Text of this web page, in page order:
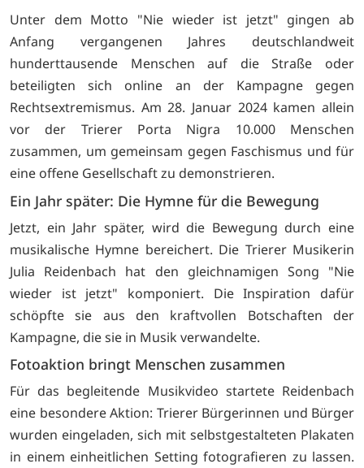
Unter dem Motto "Nie wieder ist jetzt" gingen ab
Anfang vergangenen Jahres deutschlandweit
hunderttausende Menschen auf die Straße oder
beteiligten sich online an der Kampagne gegen
Rechtsextremismus. Am 28. Januar 2024 kamen allein
vor der Trierer Porta Nigra 10.000 Menschen
zusammen, um gemeinsam gegen Faschismus und für
eine offene Gesellschaft zu demonstrieren.
Ein Jahr später: Die Hymne für die Bewegung
Jetzt, ein Jahr später, wird die Bewegung durch eine
musikalische Hymne bereichert. Die Trierer Musikerin
Julia Reidenbach hat den gleichnamigen Song "Nie
wieder ist jetzt" komponiert. Die Inspiration dafür
schöpfte sie aus den kraftvollen Botschaften der
Kampagne, die sie in Musik verwandelte.
Fotoaktion bringt Menschen zusammen
Für das begleitende Musikvideo startete Reidenbach
eine besondere Aktion: Trierer Bürgerinnen und Bürger
wurden eingeladen, sich mit selbstgestalteten Plakaten
in einem einheitlichen Setting fotografieren zu lassen.